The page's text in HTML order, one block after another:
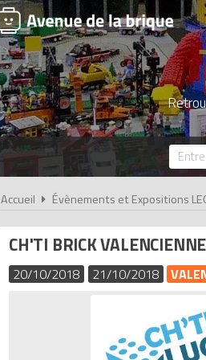
Accueil Évènements et Expositions
CH'TI BRICK
20/10/2018 21/10/2018